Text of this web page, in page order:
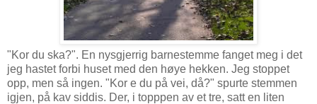
"Kor du ska?". En nysgjerrig barnestemme fanget meg i det
jeg hastet forbi huset med den høye hekken. Jeg stoppet
opp, men så ingen. "Kor e du på vei, då?" spurte stemmen
igjen, på kav siddis. Der, i topppen av et tre, satt en liten